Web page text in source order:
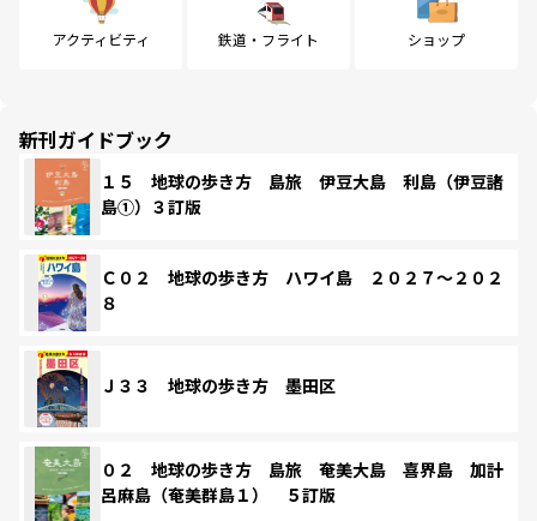
アクティビティ 鉄道・フライト ショップ
新刊ガイドブック
１５ 地球の歩き方 島旅 伊豆大島 利島（伊豆諸
島①）３訂版
Ｃ０２ 地球の歩き方 ハワイ島 ２０２７～２０２
８
Ｊ３３ 地球の歩き方 墨田区
０２ 地球の歩き方 島旅 奄美大島 喜界島 加計
呂麻島（奄美群島１） ５訂版